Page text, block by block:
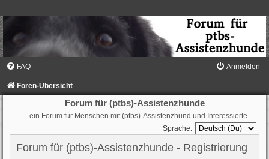
FAQ Anmelden
Foren-Übersicht
Forum für (ptbs)-Assistenzhunde
ein Forum für Menschen mit (ptbs)-Assistenzhund und Interessierte
Sprache:
Forum für (ptbs)-Assistenzhunde - Registrierung